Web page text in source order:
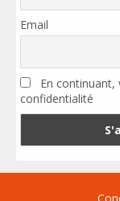
Email
En continuant,
confidentialité